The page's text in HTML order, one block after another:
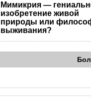
Мимикрия —
изобретение живой
природы или
выживания?